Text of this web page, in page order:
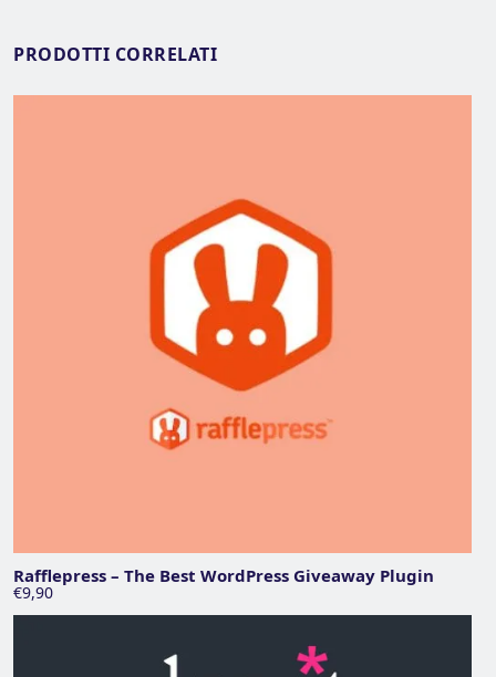
PRODOTTI CORRELATI
Rafflepress – The Best WordPress Giveaway Plugin
€9,90